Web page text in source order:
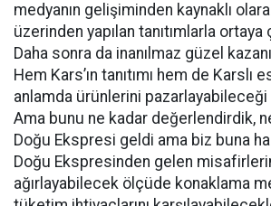
medyanın gelişiminden kaynaklı
üzerinden yapılan tanıtımlarla ortaya
Daha sonra da inanılmaz güzel
Hem Kars’ın tanıtımı hem de Karslı
anlamda ürünlerini
Ama bunu ne kadar değerlendirdik,
Doğu Ekspresi geldi ama biz buna
Doğu Ekspresinden gelen
ağırlayabilecek ölçüde konaklama